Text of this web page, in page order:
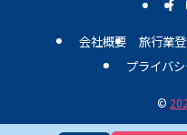
会社概要
旅行業
プライバ
©